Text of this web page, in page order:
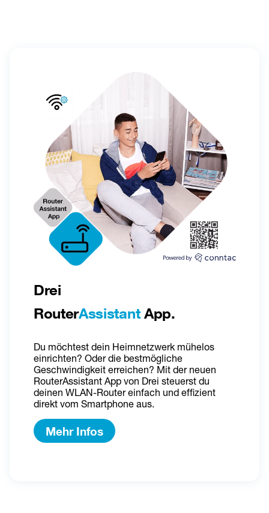
Drei
RouterAssistant App.
Du möchtest dein Heimnetzwerk mühelos
einrichten? Oder die bestmögliche
Geschwindigkeit erreichen? Mit der neuen
RouterAssistant App von Drei steuerst du
deinen WLAN-Router einfach und effizient
direkt vom Smartphone aus.
Mehr Infos